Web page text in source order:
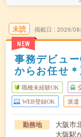
未読
NEW
掲載日 2026/
事務デビュ
からお任せ
職種未経験OK
WEB登録OK 派遣
勤務地
大阪市
大阪駅